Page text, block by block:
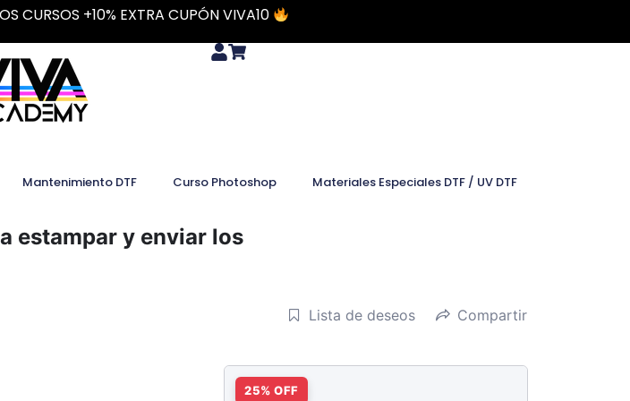
CURSOS +10% EXTRA CUPÓN VIVA10
Mantenimiento DTF Curso Photoshop Materiales Especiales DTF / UV DTF
estampar y enviar los
Lista de deseos Compartir